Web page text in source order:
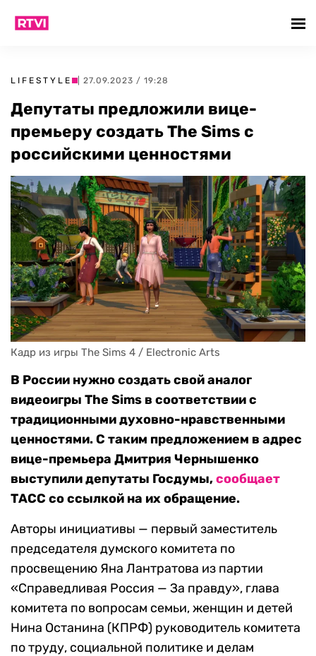
LIFESTYLE | 27.09.2023 / 19:28
Депутаты предложили вице-
премьеру создать The Sims с
российскими ценностями
Кадр из игры The Sims 4 / Electronic Arts
В России нужно создать свой аналог
видеоигры The Sims в соответствии с
традиционными духовно-нравственными
ценностями. С таким предложением в адрес
вице-премьера Дмитрия Чернышенко
выступили депутаты Госдумы,сообщает
ТАСС со ссылкой на их обращение.
Авторы инициативы — первый заместитель
председателя думского комитета по
просвещению Яна Лантратова из партии
«Справедливая Россия — За правду», глава
комитета по вопросам семьи, женщин и детей
Нина Останина (КПРФ) руководитель комитета
по труду, социальной политике и делам